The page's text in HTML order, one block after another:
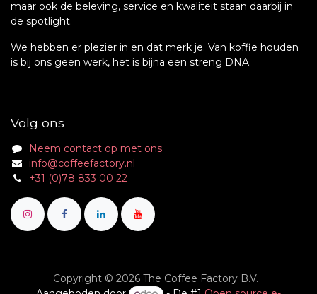
maar ook de beleving, service en kwaliteit staan daarbij in
de spotlight.
We hebben er plezier in en dat merk je. Van koffie houden
is bij ons geen werk, het is bijna een streng DNA.
Volg ons
Neem contact op met ons
info@coffeefactory.nl
+31 (0)78 833 00 22
Copyright © 2026 The Coffee Factory B.V.